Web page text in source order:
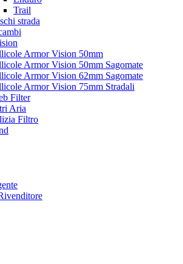
Trail
strada
Armor Vision 50mm
Armor Vision 50mm Sagomate
Armor Vision 62mm Sagomate
Armor Vision 75mm Stradali
Filter
Aria
Filtro